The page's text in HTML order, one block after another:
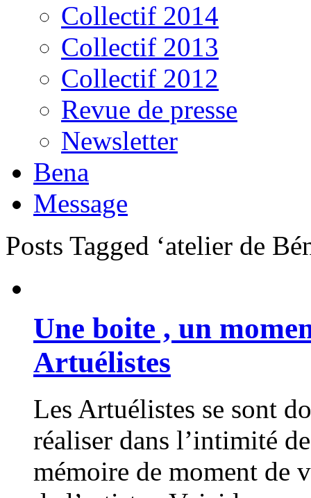
Collectif 2014
Collectif 2013
Collectif 2012
Revue de presse
Newsletter
Bena
Message
Posts Tagged ‘atelier de
Une boite , un
Artuélistes
Les Artuélistes se sont
réaliser dans l’intimité
mémoire de moment